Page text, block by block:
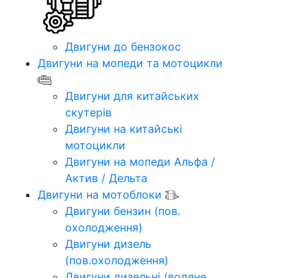
Двигуни до бензокос
Двигуни на мопеди та мотоцикли
Двигуни для китайських
скутерів
Двигуни на китайські
мотоцикли
Двигуни на мопеди Альфа /
Актив / Дельта
Двигуни на мотоблоки
Двигуни бензин (пов.
охолодження)
Двигуни дизель
(пов.охолодження)